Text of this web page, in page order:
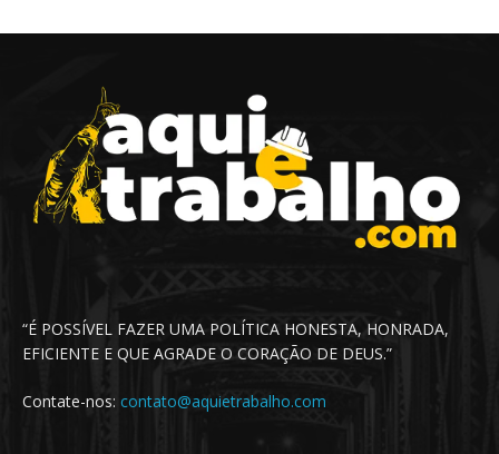
“É POSSÍVEL FAZER UMA POLÍTICA HONESTA, HONRADA,
EFICIENTE E QUE AGRADE O CORAÇÃO DE DEUS.”
Contate-nos: contato@aquietrabalho.com